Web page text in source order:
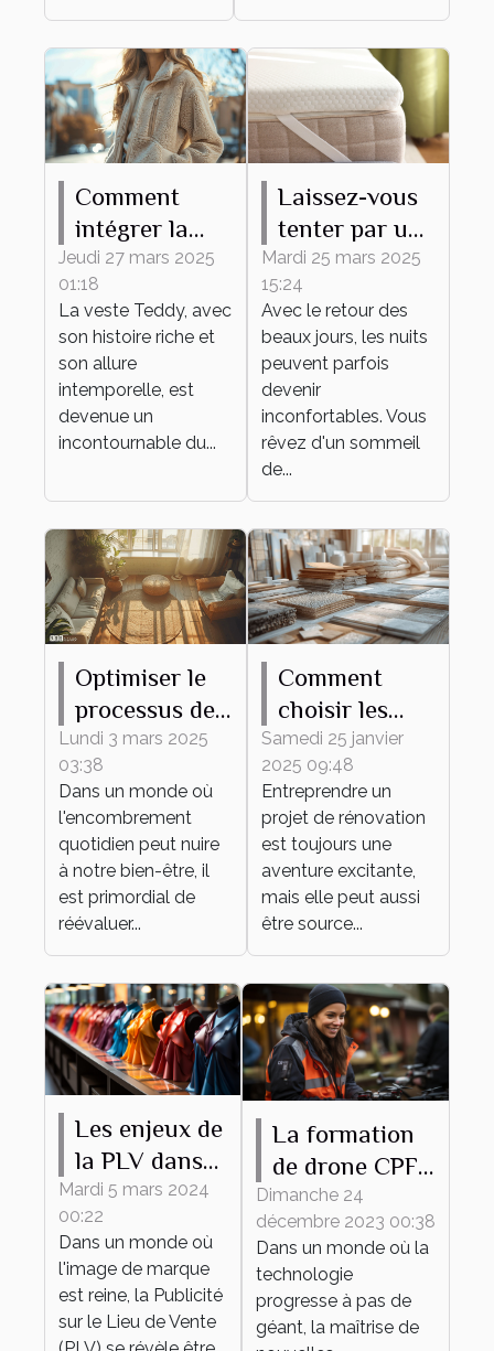
Comment
intégrer la
veste Teddy
dans des
tenues
quotidiennes
Jeudi 27 mars 2025
01:18
La veste Teddy, avec
son histoire riche et
son allure
intemporelle, est
devenue un
incontournable du...
Laissez-vous
tenter par un
surmatelas en
laine mérinos,
même en été !
Mardi 25 mars 2025
15:24
Avec le retour des
beaux jours, les nuits
peuvent parfois
devenir
inconfortables. Vous
rêvez d'un sommeil
de...
Optimiser le
processus de
débarras pour
un espace
épuré et
fonctionnel
Lundi 3 mars 2025
03:38
Dans un monde où
l'encombrement
quotidien peut nuire
à notre bien-être, il
est primordial de
réévaluer...
Comment
choisir les
meilleurs
matériaux
pour votre
projet de
rénovation
Samedi 25 janvier
2025 09:48
Entreprendre un
projet de rénovation
est toujours une
aventure excitante,
mais elle peut aussi
être source...
Les enjeux de
la PLV dans
le secteur de
la mode
Mardi 5 mars 2024
00:22
Dans un monde où
l'image de marque
est reine, la Publicité
sur le Lieu de Vente
La formation
de drone CPF
comme outil
de
développement
personnel et
professionnel
Dimanche 24
décembre 2023 00:38
Dans un monde où la
technologie
progresse à pas de
géant, la maîtrise de